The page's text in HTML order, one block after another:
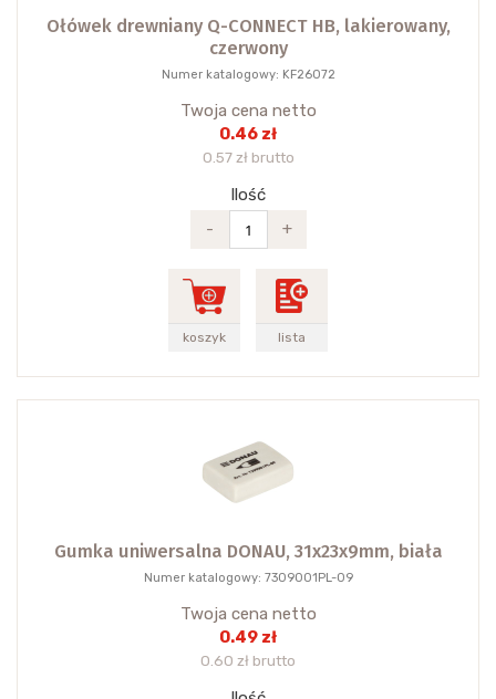
Ołówek drewniany Q-CONNECT HB, lakierowany,
czerwony
Numer katalogowy: KF26072
Twoja cena netto
0.46 zł
0.57 zł brutto
Ilość
-
+
koszyk lista
Gumka uniwersalna DONAU, 31x23x9mm, biała
Numer katalogowy: 7309001PL-09
Twoja cena netto
0.49 zł
0.60 zł brutto